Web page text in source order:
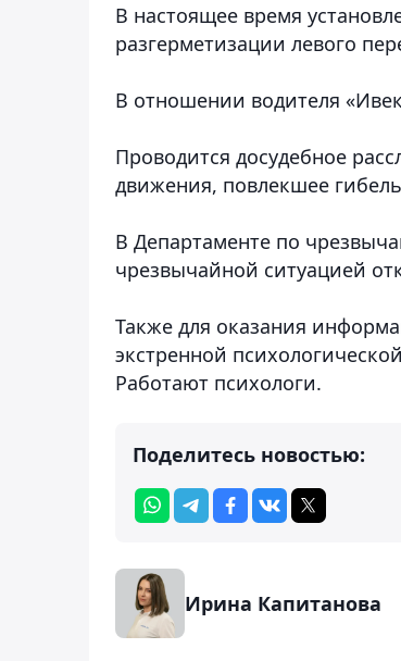
В настоящее время
разгерметизации левого
В отношении водителя
Проводится досудебное
движения, повлекшее
В Департаменте по
чрезвычайной ситуацией
Также для оказания
экстренной
Работают психологи.
Поделитесь новостью:
Ирина Капитанова